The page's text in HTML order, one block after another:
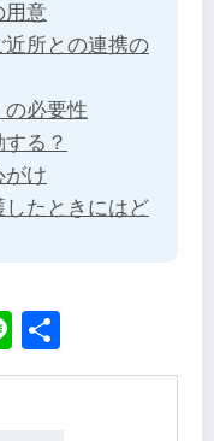
用意
所との連携の
必要性
る？
がけ
たときにはど
Line